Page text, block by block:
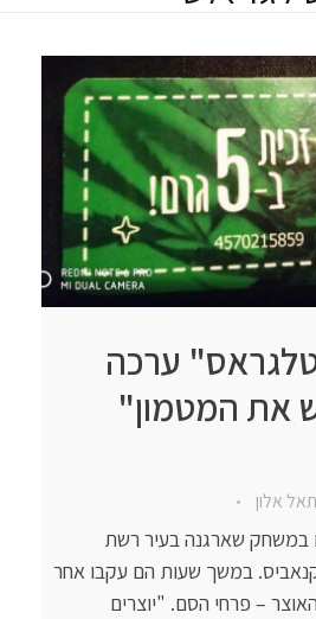
ערכה
המטמון"
אלון
במשחק שארגנה בעיר רשת
במשך שעות הם עקבו אחר
– פרחי הסם. "יוצרים